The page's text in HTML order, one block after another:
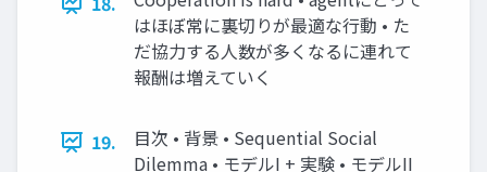
はほぼ常に裏切りが最適な行動 • た
だ協力する人数が多くなるに連れて
報酬は増えていく
19.
目次 • 背景 • Sequential Social
Dilemma • モデルI + 実験 • モデルII